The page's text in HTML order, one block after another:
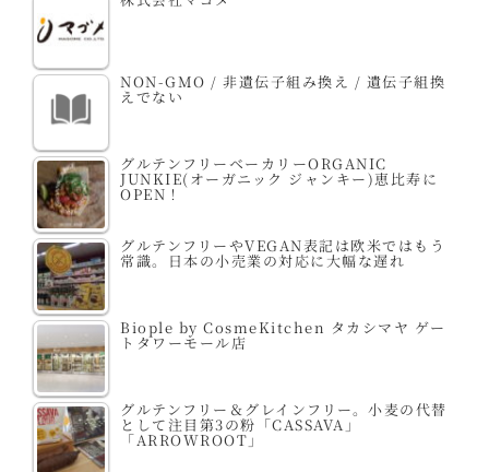
NON-GMO / 非遺伝子組み換え / 遺伝子組換
えでない
グルテンフリーベーカリーORGANIC
JUNKIE(オーガニック ジャンキー)恵比寿に
OPEN！
グルテンフリーやVEGAN表記は欧米ではもう
常識。日本の小売業の対応に大幅な遅れ
Biople by CosmeKitchen タカシマヤ ゲー
トタワーモール店
グルテンフリー＆グレインフリー。小麦の代替
として注目第3の粉「CASSAVA」
「ARROWROOT」